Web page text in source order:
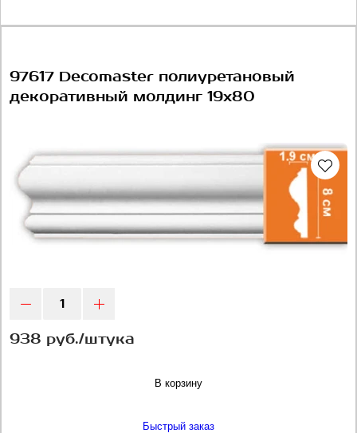
97617 Decomaster полиуретановый
декоративный молдинг 19х80
938 руб./штука
В корзину
Быстрый заказ